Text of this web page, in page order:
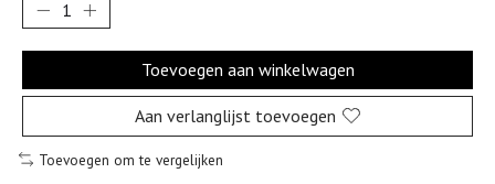
Toevoegen aan winkelwagen
Aan verlanglijst toevoegen
Toevoegen om te vergelijken